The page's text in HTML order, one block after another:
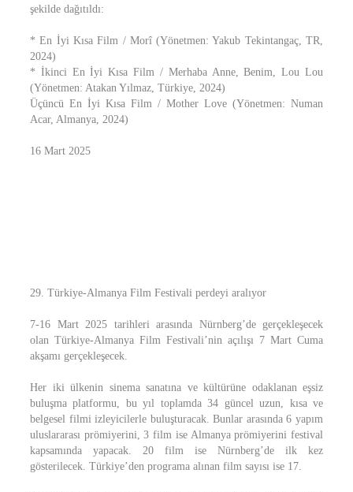
şekilde dağıtıldı:
* En İyi Kısa Film / Morî (Yönetmen: Yakub Tekintangaç, TR,
2024)
* İkinci En İyi Kısa Film / Merhaba Anne, Benim, Lou Lou
(Yönetmen: Atakan Yılmaz, Türkiye, 2024)
Üçüncü En İyi Kısa Film / Mother Love (Yönetmen: Numan
Acar, Almanya, 2024)
16 Mart 2025
29. Türkiye-Almanya Film Festivali perdeyi aralıyor
7-16 Mart 2025 tarihleri arasında Nürnberg’de gerçekleşecek
olan Türkiye-Almanya Film Festivali’nin açılışı 7 Mart Cuma
akşamı gerçekleşecek.
Her iki ülkenin sinema sanatına ve kültürüne odaklanan eşsiz
buluşma platformu, bu yıl toplamda 34 güncel uzun, kısa ve
belgesel filmi izleyicilerle buluşturacak. Bunlar arasında 6 yapım
uluslararası prömiyerini, 3 film ise Almanya prömiyerini festival
kapsamında yapacak. 20 film ise Nürnberg’de ilk kez
gösterilecek. Türkiye’den programa alınan film sayısı ise 17.